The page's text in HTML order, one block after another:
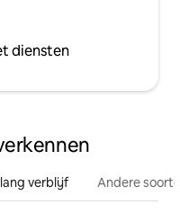
diensten
verblijf Andere